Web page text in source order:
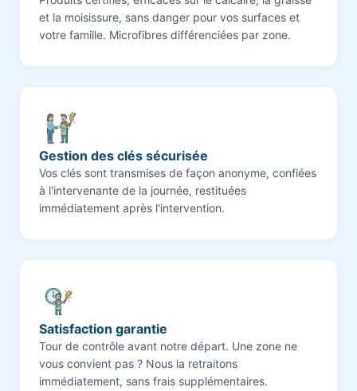
et la moisissure, sans danger pour vos surfaces et
votre famille. Microfibres différenciées par zone.
Gestion des clés sécurisée
Vos clés sont transmises de façon anonyme, confiées
à l'intervenante de la journée, restituées
immédiatement après l'intervention.
Satisfaction garantie
Tour de contrôle avant notre départ. Une zone ne
vous convient pas ? Nous la retraitons
immédiatement, sans frais supplémentaires.